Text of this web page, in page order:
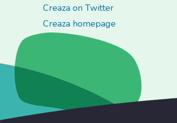
Creaza on Twitter
Creaza homepage